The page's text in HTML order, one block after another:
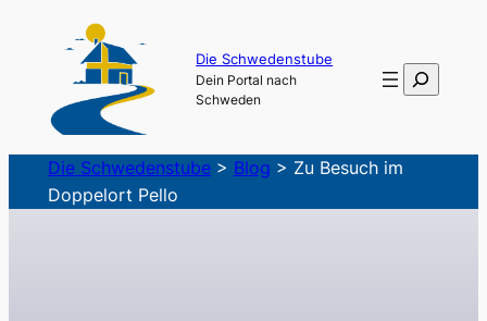
springen
Die Schwedenstube
Dein Portal nach
Schweden
Suchen
Die Schwedenstube> Blog > Zu Besuch im
Doppelort Pello